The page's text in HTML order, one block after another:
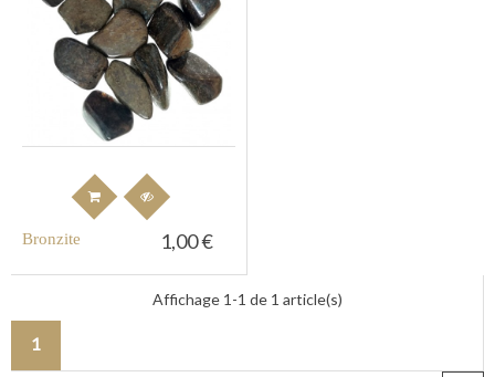
Bronzite 1,00 €
Affichage 1-1 de 1 article(s)
1